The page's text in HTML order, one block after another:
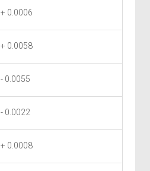
+ 0.0006
+ 0.0058
- 0.0055
- 0.0022
+ 0.0008